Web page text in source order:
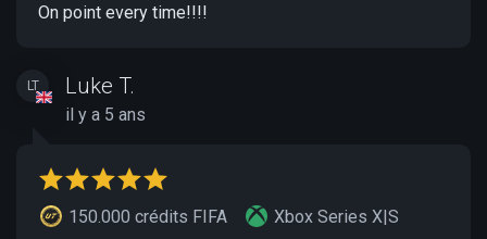
On point every time!!!!
LT Luke T.
il y a 5 ans
150.000 crédits FIFA Xbox Series X|S